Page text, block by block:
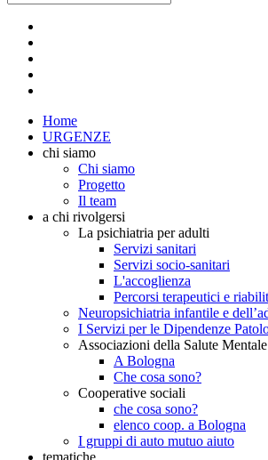
Home
URGENZE
chi siamo
Chi siamo
Progetto
Il team
a chi rivolgersi
La psichiatria per adulti
Servizi sanitari
Servizi socio-sanitari
L'accoglienza
Percorsi terapeutici e
Neuropsichiatria infantile e
I Servizi per le Dipendenze
Associazioni della Salute
A Bologna
Che cosa sono?
Cooperative sociali
che cosa sono?
elenco coop. a Bologna
I gruppi di auto mutuo aiuto
tematiche